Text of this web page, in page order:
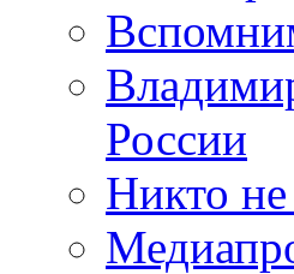
России
Никто